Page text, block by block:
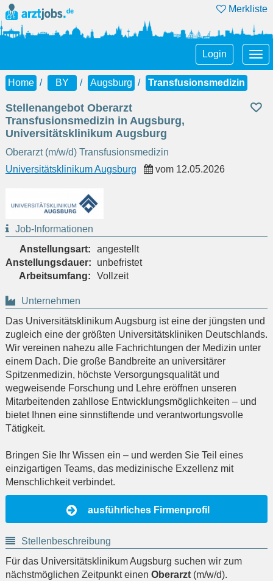
Merkliste
Login
Home BY Augsburg Transfusionsmedizin
Stellenangebot Oberarzt
Transfusionsmedizin in Augsburg,
Universitätsklinikum Augsburg
Oberarzt (m/w/d) Transfusionsmedizin
Universitätsklinikum Augsburg
vom 12.05.2026
Job-Informationen
Anstellungsart:
angestellt
Anstellungsdauer:
unbefristet
Arbeitsumfang:
Vollzeit
Unternehmen
Das Universitätsklinikum Augsburg ist eine der jüngsten und
zugleich eine der größten Universitätskliniken Deutschlands.
Wir vereinen nahezu alle Fachrichtungen der Medizin unter
einem Dach. Die große Bandbreite an universitärer
Spitzenmedizin, höchste Versorgungsqualität und
wegweisende Forschung und Lehre eröffnen unseren
Mitarbeitenden zahllose Entwicklungsmöglichkeiten – und
bietet Ihnen eine sinnstiftende und verantwortungsvolle
Tätigkeit.
Bringen Sie Ihr Wissen ein – und werden Sie Teil eines
einzigartigen Teams, das medizinische Exzellenz mit
Menschlichkeit verbindet.
ausführliches Firmenprofil
Stellenbeschreibung
Für das Universitätsklinikum Augsburg suchen wir zum
nächstmöglichen Zeitpunkt einen Oberarzt (m/w/d).